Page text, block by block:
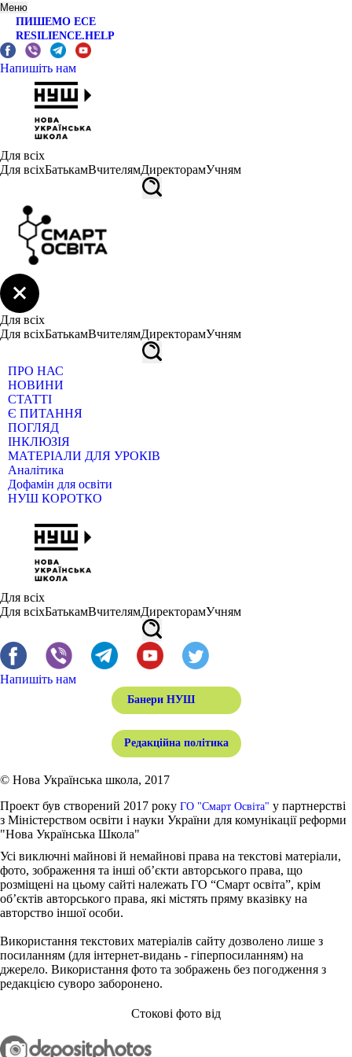
Меню
ПИШЕМО ЕСЕ
RESILIENCE.HELP
Напишіть нам
Для всіх
Для всіхБатькамВчителямДиректорамУчням
Для всіх
Для всіхБатькамВчителямДиректорамУчням
ПРО НАС
НОВИНИ
СТАТТІ
Є ПИТАННЯ
ПОГЛЯД
ІНКЛЮЗІЯ
МАТЕРІАЛИ ДЛЯ УРОКІВ
Аналітика
Дофамін для освіти
НУШ КОРОТКО
Для всіх
Для всіхБатькамВчителямДиректорамУчням
Напишіть нам
Банери НУШ
Редакційна політика
© Нова Українська школа, 2017
Проект був створений 2017 року ГО "Смарт Освіта" у партнерстві
з Міністерством освіти і науки України для комунікації реформи
"Нова Українська Школа"
Усі виключні майнові й немайнові права на текстові матеріали,
фото, зображення та інші об’єкти авторського права, що
розміщені на цьому сайті належать ГО “Смарт освіта”, крім
об’єктів авторського права, які містять пряму вказівку на
авторство іншої особи.
Використання текстових матеріалів сайту дозволено лише з
посиланням (для інтернет-видань - гіперпосиланням) на
джерело. Використання фото та зображень без погодження з
редакцією суворо заборонено.
Стокові фото від